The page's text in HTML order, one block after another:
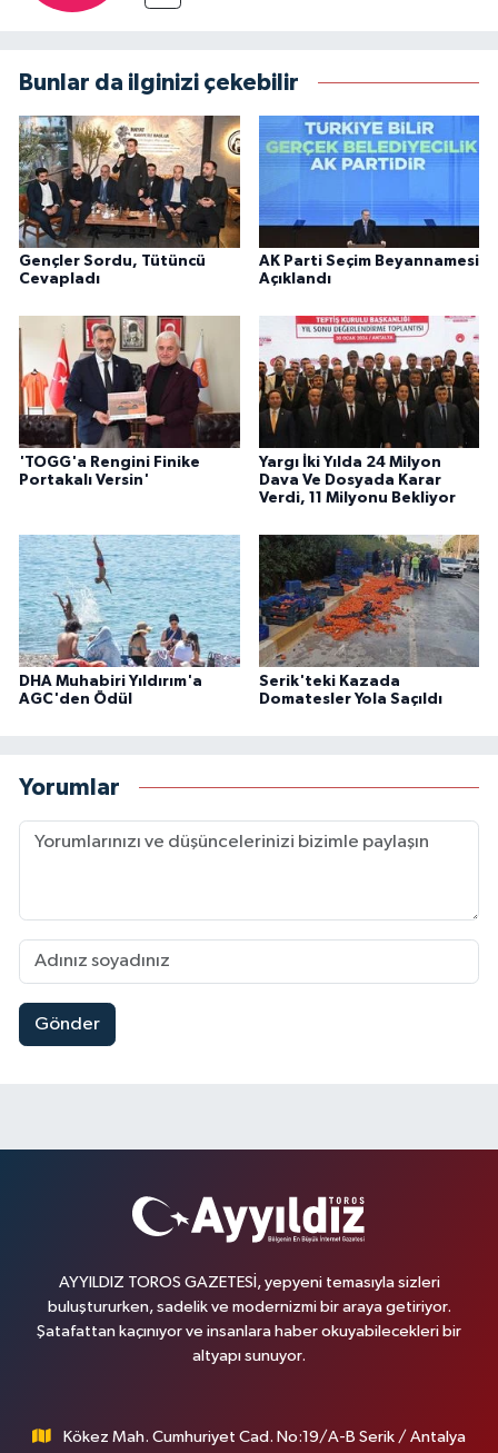
Bunlar da ilginizi çekebilir
Gençler Sordu, Tütüncü
Cevapladı
AK Parti Seçim Beyannamesi
Açıklandı
'TOGG'a Rengini Finike
Portakalı Versin'
Yargı İki Yılda 24 Milyon
Dava Ve Dosyada Karar
Verdi, 11 Milyonu Bekliyor
DHA Muhabiri Yıldırım'a
AGC'den Ödül
Serik'teki Kazada
Domatesler Yola Saçıldı
Yorumlar
Gönder
AYYILDIZ TOROS GAZETESİ, yepyeni temasıyla sizleri
buluştururken, sadelik ve modernizmi bir araya getiriyor.
Şatafattan kaçınıyor ve insanlara haber okuyabilecekleri bir
altyapı sunuyor.
Kökez Mah. Cumhuriyet Cad. No:19/A-B Serik / Antalya